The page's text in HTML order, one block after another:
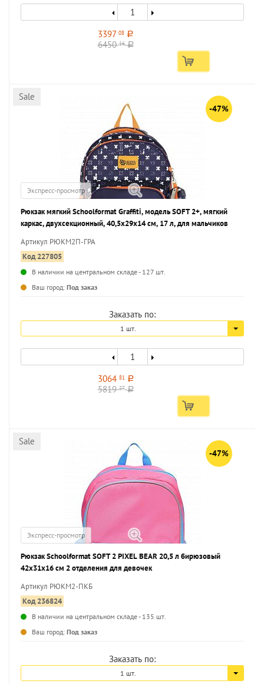
339708 a
645016 a
Sale
-47%
Экспресс-просмотр
Рюкзак мягкий Schoolformat Graffiti, модель SOFT 2+, мягкий
каркас, двухсекционный, 40,5х29х14 см, 17 л, для мальчиков
Артикул РЮКМ2П-ГРА
Код 227805
В наличии на центральном складе - 127 шт.
Ваш город: Под заказ
Заказать по:
1 шт.
3064 81 a
581927 a
Sale
-47%
Экспресс-просмотр
Рюкзак Schoolformat SOFT 2 PIXEL BEAR 20,5 л бирюзовый
42х31х16 см 2 отделения для девочек
Артикул РЮКМ2-ПКБ
Код 236824
В наличии на центральном складе - 135 шт.
Ваш город: Под заказ
Заказать по:
1 шт.